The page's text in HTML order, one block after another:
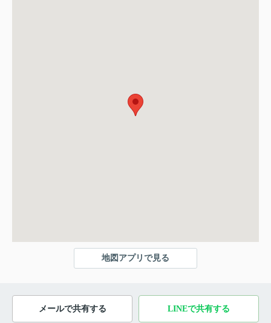
地図アプリで見る
メールで共有する LINEで共有する